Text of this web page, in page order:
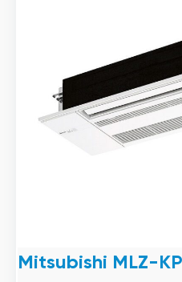
Mitsubishi MLZ-